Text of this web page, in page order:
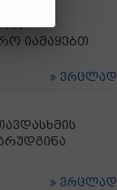
იამაყებთ
ვრცლად
ვრცლად